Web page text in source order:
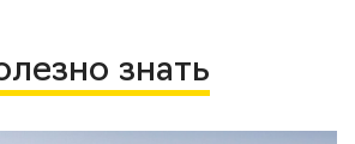
знать